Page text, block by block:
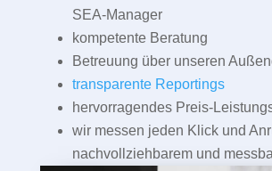
SEA-Manager
kompetente Beratung
Betreuung über unseren
transparente Reportings
hervorragendes Preis-
wir messen jeden Klick und
nachvollziehbarem und